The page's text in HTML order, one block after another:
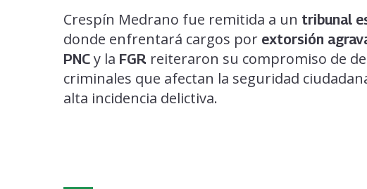
Crespín Medrano fue remitida a un tribunal
donde enfrentará cargos por extorsión
PNC y la FGR reiteraron su compromiso de
criminales que afectan la seguridad
alta incidencia delictiva.